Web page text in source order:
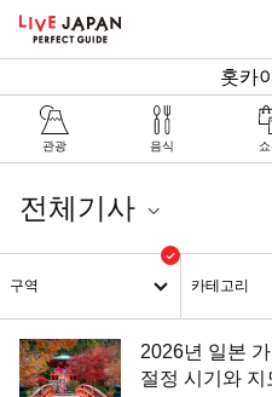
홋카
관광 음식
전체기사
구역 카테고리
2026년 일본
절정 시기와 지